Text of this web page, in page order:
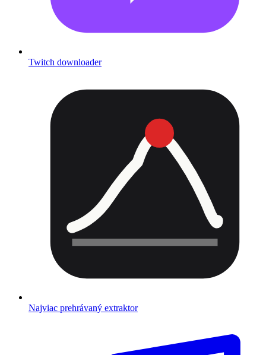
Twitch downloader
Najviac prehrávaný extraktor